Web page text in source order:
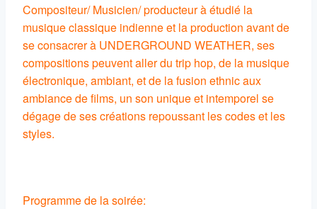
Compositeur/ Musicien/ producteur à étudié la
musique classique indienne et la production avant de
se consacrer à UNDERGROUND WEATHER, ses
compositions peuvent aller du trip hop, de la musique
électronique, ambiant, et de la fusion ethnic aux
ambiance de films, un son unique et intemporel se
dégage de ses créations repoussant les codes et les
styles.
Programme de la soirée: